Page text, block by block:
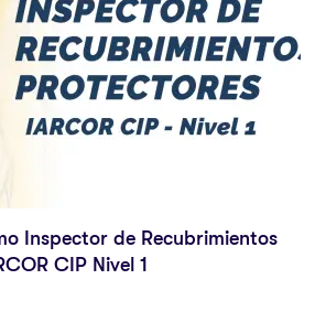
Inspector de Recubrimientos
CIP Nivel 1